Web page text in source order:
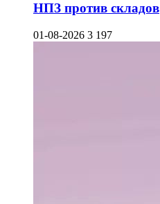
НПЗ против складов
01-08-2026 3 197